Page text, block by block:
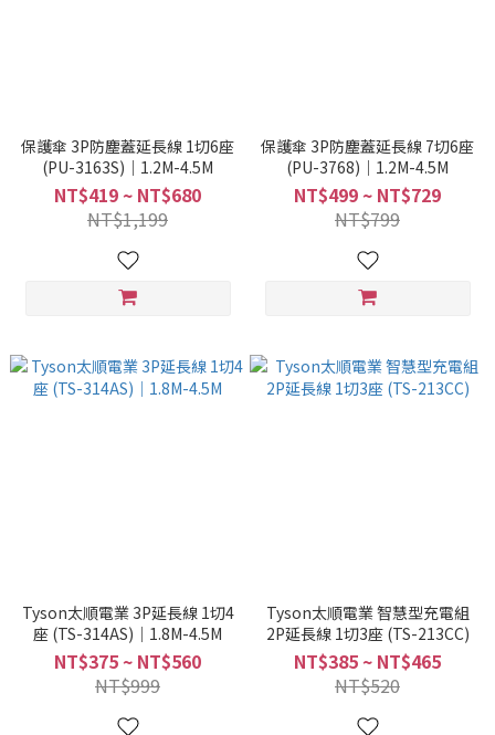
保護傘 3P防塵蓋延長線 1切6座
(PU-3163S)｜1.2M-4.5M
NT$419 ~ NT$680
NT$1,199
保護傘 3P防塵蓋延長線 7切6座
(PU-3768)｜1.2M-4.5M
NT$499 ~ NT$729
NT$799
Tyson太順電業 3P延長線 1切4
座 (TS-314AS)｜1.8M-4.5M
NT$375 ~ NT$560
NT$999
Tyson太順電業 智慧型充電組
2P延長線 1切3座 (TS-213CC)
NT$385 ~ NT$465
NT$520